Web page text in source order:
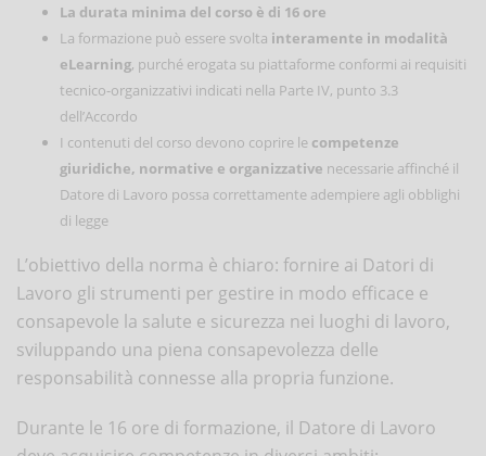
La durata minima del corso è di 16 ore
La formazione può essere svolta interamente in modalità
eLearning, purché erogata su piattaforme conformi ai requisiti
tecnico-organizzativi indicati nella Parte IV, punto 3.3
dell’Accordo
I contenuti del corso devono coprire le competenze
giuridiche, normative e organizzative necessarie affinché il
Datore di Lavoro possa correttamente adempiere agli obblighi
di legge
L’obiettivo della norma è chiaro: fornire ai Datori di
Lavoro gli strumenti per gestire in modo efficace e
consapevole la salute e sicurezza nei luoghi di lavoro,
sviluppando una piena consapevolezza delle
responsabilità connesse alla propria funzione.
Durante le 16 ore di formazione, il Datore di Lavoro